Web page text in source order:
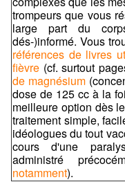
trompeurs que vous
large part du
dés-)informé. Vous
références de livres
fièvre (cf. surtout
de magnésium
dose de 125 cc à la
meilleure option dès
traitement simple,
idéologues du tout
cours d'une
administré
notamment).